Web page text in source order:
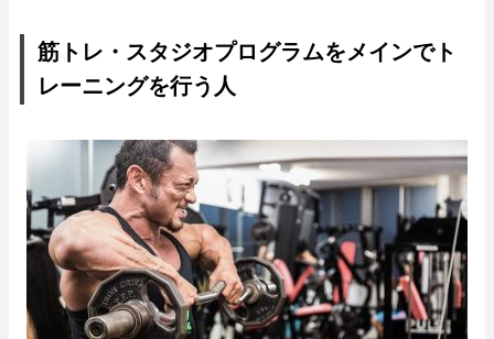
筋トレ・スタジオプログラムをメインでト
レーニングを行う人